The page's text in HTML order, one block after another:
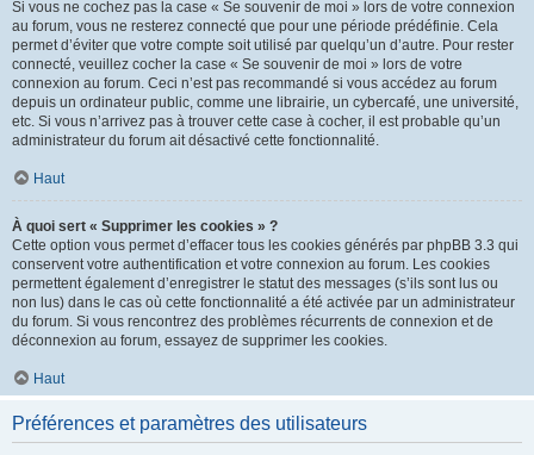
Si vous ne cochez pas la case « Se souvenir de moi » lors de votre connexion
au forum, vous ne resterez connecté que pour une période prédéfinie. Cela
permet d’éviter que votre compte soit utilisé par quelqu’un d’autre. Pour rester
connecté, veuillez cocher la case « Se souvenir de moi » lors de votre
connexion au forum. Ceci n’est pas recommandé si vous accédez au forum
depuis un ordinateur public, comme une librairie, un cybercafé, une université,
etc. Si vous n’arrivez pas à trouver cette case à cocher, il est probable qu’un
administrateur du forum ait désactivé cette fonctionnalité.
Haut
À quoi sert « Supprimer les cookies » ?
Cette option vous permet d’effacer tous les cookies générés par phpBB 3.3 qui
conservent votre authentification et votre connexion au forum. Les cookies
permettent également d’enregistrer le statut des messages (s’ils sont lus ou
non lus) dans le cas où cette fonctionnalité a été activée par un administrateur
du forum. Si vous rencontrez des problèmes récurrents de connexion et de
déconnexion au forum, essayez de supprimer les cookies.
Haut
Préférences et paramètres des utilisateurs